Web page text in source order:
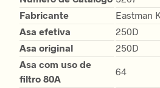
Fabricante
Eastman
Asa efetiva
250D
Asa original
250D
Asa com uso de
filtro 80A
64